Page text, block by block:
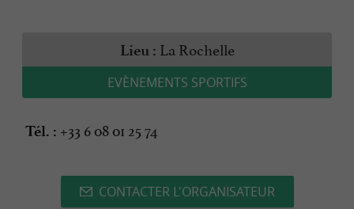
Lieu : La Rochelle
EVÈNEMENTS SPORTIFS
Tél. : +33 6 08 01 25 74
CONTACTER L'ORGANISATEUR